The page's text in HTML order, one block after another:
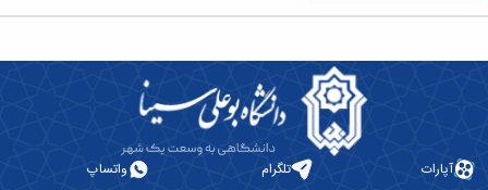
آپارات تلگرام واتساپ